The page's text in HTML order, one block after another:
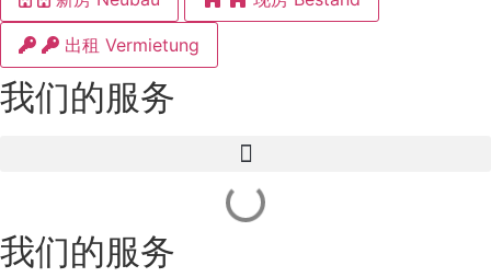
出租 Vermietung
我们的服务
我们的服务